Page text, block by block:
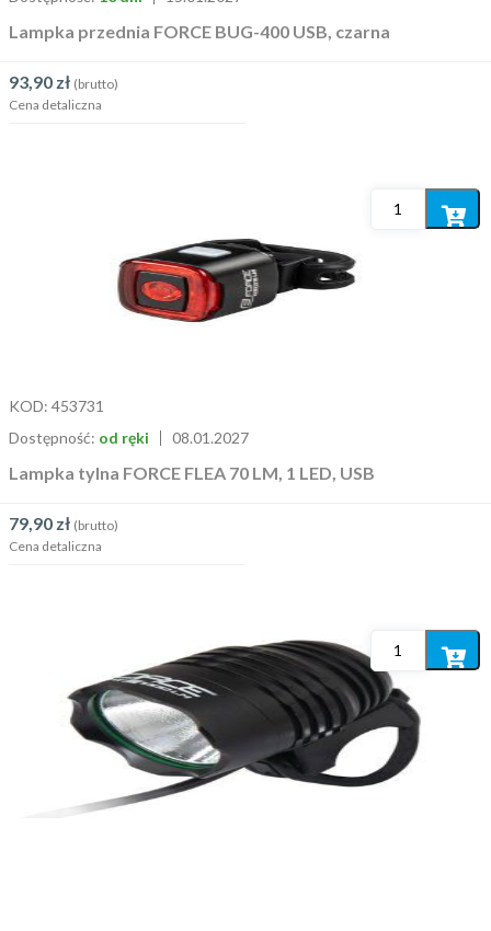
Lampka przednia FORCE BUG-400 USB, czarna
93,90 zł (brutto)
Cena detaliczna
KOD: 453731
Dostępność: od ręki 08.01.2027
Lampka tylna FORCE FLEA 70 LM, 1 LED, USB
79,90 zł (brutto)
Cena detaliczna
Dodaj
Dodaj